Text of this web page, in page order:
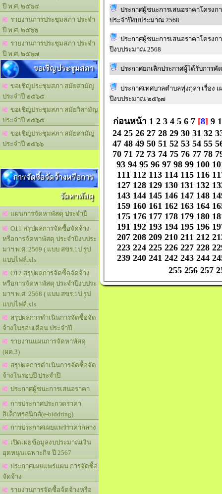
ปี พ.ศ. ๒๕๖๔
รายงานการประชุมสภา ประจำ
ปี พ.ศ. ๒๕๖๖
รายงานการประชุมสภา ประจำ
ปี พ.ศ. ๒๕๖๗
ขอเชิญประชุมสภา
ขอเชิญประชุมสภา สมัยสามัญ
ประจำปี ๒๕๖๕
ขอเชิญประชุมสภา สมัยวิสามัญ
ประจำปี ๒๕๖๕
ขอเชิญประชุมสภา สมัยสามัญ
ประจำปี ๒๕๖๖
การจัดซื้อจัดจ้างหรือการ
จัดหาพัสดุ
แผนการจัดหาพัสดุ ประจำปี
O11 สรุปผลการจัดซื้อจัดจ้าง
หรือการจัดหาพัสดุ ประจำปีงบประ
มาฯ พ.ศ. 2569 ( แบบ สขร.1ป รูป
แบบไฟล์.xls
O12 สรุปผลการจัดซื้อจัดจ้าง
หรือการจัดหาพัสดุ ประจำปีงบประ
มาฯ พ.ศ. 2568 ( แบบ สขร.1ป รูป
แบบไฟล์.xls
สรุปผลการดำเนินการจัดซื้อจัด
จ้างในรอบเดือน ประจำปี
รายงานแผนการจัดหาพัสดุ
(ผด.3)
สรุปผลการดำเนินการจัดซื้อจัด
จ้างในรอบปี ประจำปี
ประกาศผู้ชนะการเสนอราคา
การประกาศประกวดราคา
อิเล็กทรอนิกส์(e-biddring)
การประกาศเผยแพร่ราคากลาง
เปิดเผยข้อมูลงบประมาณเงิน
อุดหนุนเฉพาะกิจ ปี 2567
ประกาศเผยแพร่แผน การจัดซื้อ
จัดจ้าง
รายงานการจัดซื้อจ้ดจ้างหรือ
ประกาศผู้ชนะการเสนอราคาโครง
ประจำปีงบประมาณ 2568
ประกาศผู้ชนะการเสนอราคาโครง
ปีงบประมาณ 2568
ประกาศยกเลิกประกาศผู้ได้รับการคั
ประกาศเทศบาลตำบลทุ่งกุลา เรื่อง
ปีงบประมาณ ๒๕๖๗
ก่อนหน้า 1 2 3 4 5 6 7 [8] 9
24 25 26 27 28 29 30 31 32
47 48 49 50 51 52 53 54 55
70 71 72 73 74 75 76 77 78
93 94 95 96 97 98 99 100
111 112 113 114 115 116
127 128 129 130 131 132
143 144 145 146 147 148
159 160 161 162 163 164
175 176 177 178 179 180
191 192 193 194 195 196
207 208 209 210 211 212
223 224 225 226 227 228
239 240 241 242 243 244
255 256 257